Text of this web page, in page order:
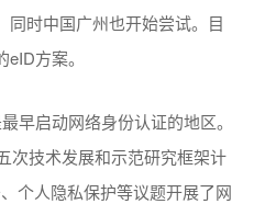
同时中国广州也开始尝试。目
方案。
早启动网络身份认证的地区。
次技术发展和示范研究框架计
个人隐私保护等议题开展了网